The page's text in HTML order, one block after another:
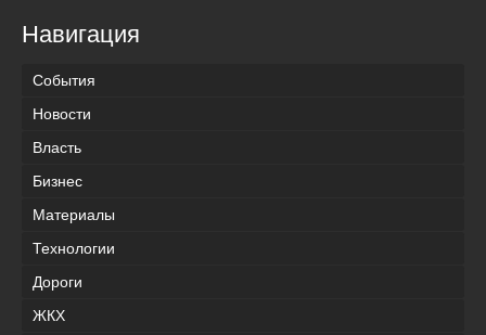
Навигация
События
Новости
Власть
Бизнес
Материалы
Технологии
Дороги
ЖКХ